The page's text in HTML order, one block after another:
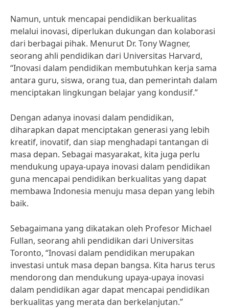
Namun, untuk mencapai pendidikan berkualitas
melalui inovasi, diperlukan dukungan dan kolaborasi
dari berbagai pihak. Menurut Dr. Tony Wagner,
seorang ahli pendidikan dari Universitas Harvard,
“Inovasi dalam pendidikan membutuhkan kerja sama
antara guru, siswa, orang tua, dan pemerintah dalam
menciptakan lingkungan belajar yang kondusif.”
Dengan adanya inovasi dalam pendidikan,
diharapkan dapat menciptakan generasi yang lebih
kreatif, inovatif, dan siap menghadapi tantangan di
masa depan. Sebagai masyarakat, kita juga perlu
mendukung upaya-upaya inovasi dalam pendidikan
guna mencapai pendidikan berkualitas yang dapat
membawa Indonesia menuju masa depan yang lebih
baik.
Sebagaimana yang dikatakan oleh Profesor Michael
Fullan, seorang ahli pendidikan dari Universitas
Toronto, “Inovasi dalam pendidikan merupakan
investasi untuk masa depan bangsa. Kita harus terus
mendorong dan mendukung upaya-upaya inovasi
dalam pendidikan agar dapat mencapai pendidikan
berkualitas yang merata dan berkelanjutan.”